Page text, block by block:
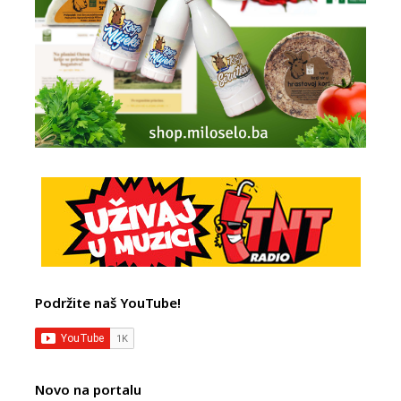
Podržite naš YouTube!
Novo na portalu